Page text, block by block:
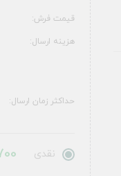
قیمت فرش:
هزینه ارسال:
حداکثر زمان ارسال:
نقدی